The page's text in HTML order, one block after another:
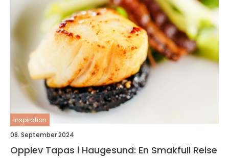
inspiration
08. September 2024
Opplev Tapas i Haugesund: En Smakfull Reise